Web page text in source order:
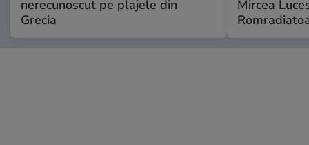
nerecunoscut pe plajele din
Grecia
Mircea